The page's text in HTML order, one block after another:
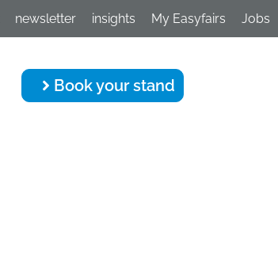
newsletter insights My Easyfairs Jobs
Book your stand